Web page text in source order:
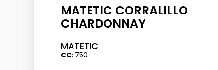
MATETIC CORRALILLO
CHARDONNAY
MATETIC
CC 750